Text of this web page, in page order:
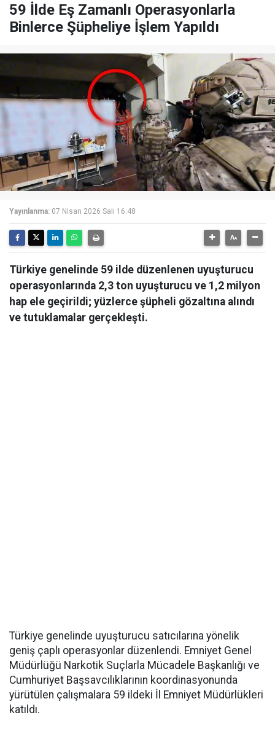
59 İlde Eş Zamanlı Operasyonlarla
Binlerce Şüpheliye İşlem Yapıldı
Yayınlanma: 07 Nisan 2026 Salı 16:48
Türkiye genelinde 59 ilde düzenlenen uyuşturucu
operasyonlarında 2,3 ton uyuşturucu ve 1,2 milyon
hap ele geçirildi; yüzlerce şüpheli gözaltına alındı
ve tutuklamalar gerçekleşti.
Türkiye genelinde uyuşturucu satıcılarına yönelik
geniş çaplı operasyonlar düzenlendi. Emniyet Genel
Müdürlüğü Narkotik Suçlarla Mücadele Başkanlığı ve
Cumhuriyet Başsavcılıklarının koordinasyonunda
yürütülen çalışmalara 59 ildeki İl Emniyet Müdürlükleri
katıldı.